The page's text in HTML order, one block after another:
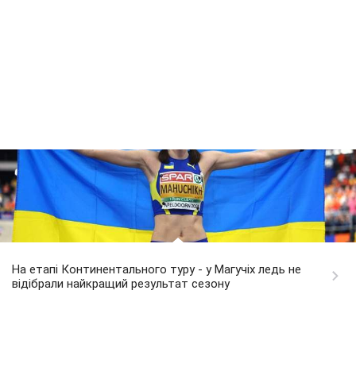
На етапі Континентального туру - у Магучіх ледь не
відібрали найкращий результат сезону